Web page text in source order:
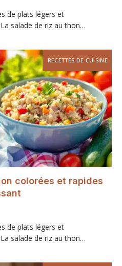
de plats légers et
salade de riz au thon…
RECETTES DE CUISINE
colorées et rapides
de plats légers et
salade de riz au thon…